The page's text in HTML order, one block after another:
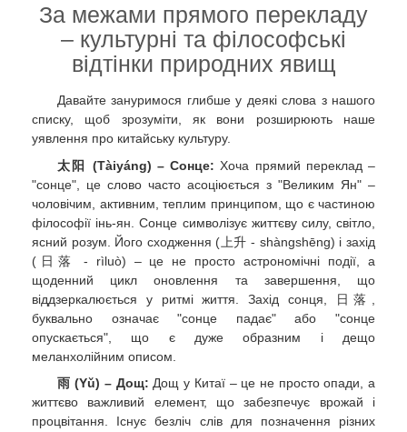
За межами прямого перекладу
– культурні та філософські
відтінки природних явищ
Давайте зануримося глибше у деякі слова з нашого
списку, щоб зрозуміти, як вони розширюють наше
уявлення про китайську культуру.
太阳 (Tàiyáng) – Сонце: Хоча прямий переклад –
"сонце", це слово часто асоціюється з "Великим Ян" –
чоловічим, активним, теплим принципом, що є частиною
філософії інь-ян. Сонце символізує життєву силу, світло,
ясний розум. Його сходження (上升 - shàngshēng) і захід
(日落 - rìluò) – це не просто астрономічні події, а
щоденний цикл оновлення та завершення, що
віддзеркалюється у ритмі життя. Захід сонця, 日落,
буквально означає "сонце падає" або "сонце
опускається", що є дуже образним і дещо
меланхолійним описом.
雨 (Yǔ) – Дощ: Дощ у Китаї – це не просто опади, а
життєво важливий елемент, що забезпечує врожай і
процвітання. Існує безліч слів для позначення різних